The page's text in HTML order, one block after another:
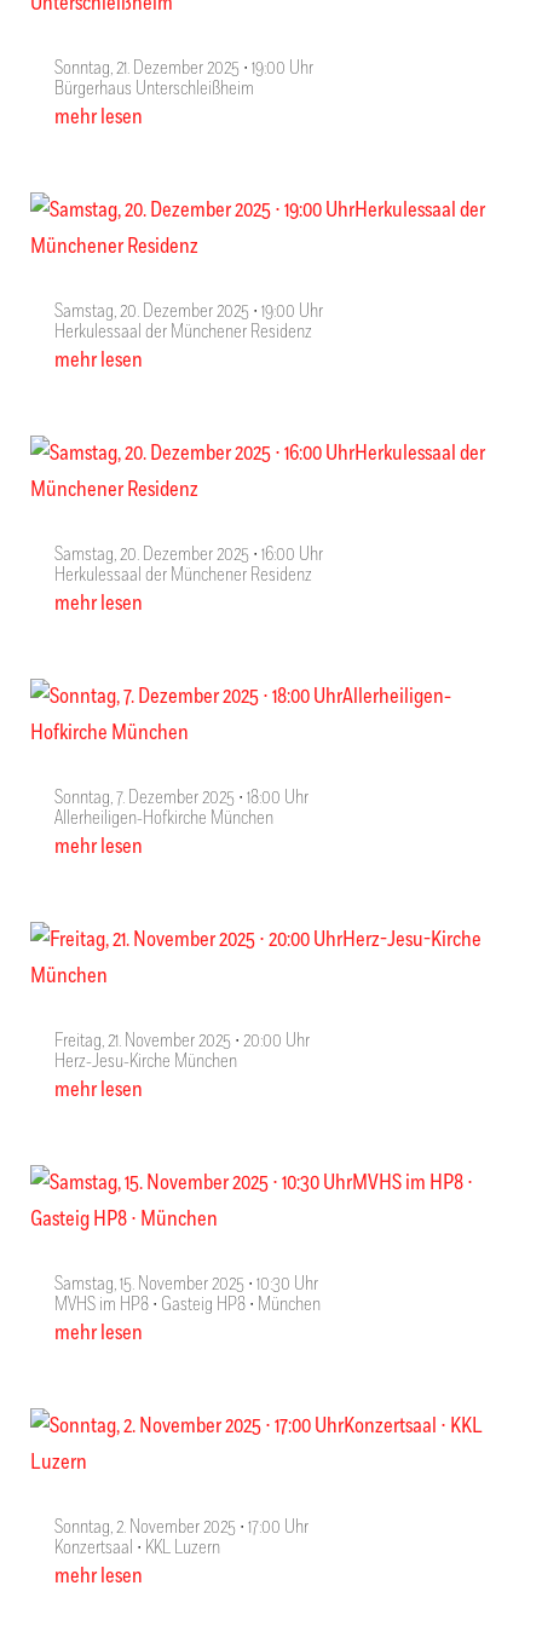
Sonntag, 21. Dezember 2025 ∙ 19:00 Uhr
Bürgerhaus Unterschleißheim
mehr lesen
Samstag, 20. Dezember 2025 ∙ 19:00 Uhr
Herkulessaal der Münchener Residenz
mehr lesen
Samstag, 20. Dezember 2025 ∙ 16:00 Uhr
Herkulessaal der Münchener Residenz
mehr lesen
Sonntag, 7. Dezember 2025 ∙ 18:00 Uhr
Allerheiligen-Hofkirche München
mehr lesen
Freitag, 21. November 2025 ∙ 20:00 Uhr
Herz-Jesu-Kirche München
mehr lesen
Samstag, 15. November 2025 ∙ 10:30 Uhr
MVHS im HP8 ∙ Gasteig HP8 ∙ München
mehr lesen
Sonntag, 2. November 2025 ∙ 17:00 Uhr
Konzertsaal ∙ KKL Luzern
mehr lesen